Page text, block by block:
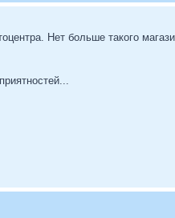
Нет больше такого